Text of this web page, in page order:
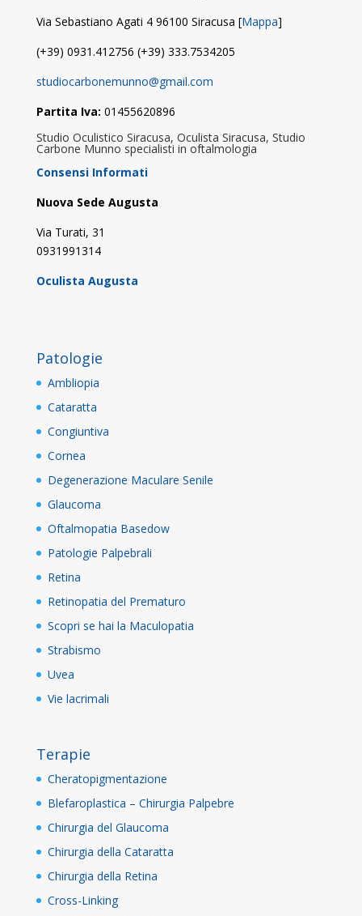
Via Sebastiano Agati 4 96100 Siracusa [Mappa]
(+39) 0931.412756 (+39) 333.7534205
studiocarbonemunno@gmail.com
Partita Iva: 01455620896
Studio Oculistico Siracusa, Oculista Siracusa, Studio
Carbone Munno specialisti in oftalmologia
Consensi Informati
Nuova Sede Augusta
Via Turati, 31
0931991314
Oculista Augusta
Patologie
Ambliopia
Cataratta
Congiuntiva
Cornea
Degenerazione Maculare Senile
Glaucoma
Oftalmopatia Basedow
Patologie Palpebrali
Retina
Retinopatia del Prematuro
Scopri se hai la Maculopatia
Strabismo
Uvea
Vie lacrimali
Terapie
Cheratopigmentazione
Blefaroplastica – Chirurgia Palpebre
Chirurgia del Glaucoma
Chirurgia della Cataratta
Chirurgia della Retina
Cross-Linking